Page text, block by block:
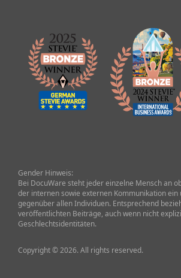
Gender Hinweis:
Bei DocuWare steht jeder einzelne Mensch an
der internen sowie externen Kommunikation
gegenüber allen Individuen. Entsprechend
veröffentlichten Beiträge, auch wenn nicht
Geschlechtsidentitäten.
Copyright © 2026. All rights reserved.